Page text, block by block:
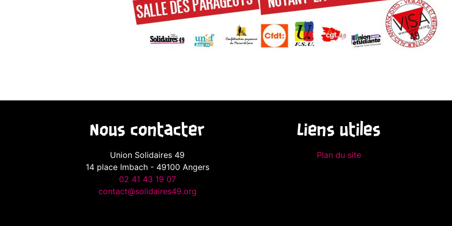
Nous contacter
Union Solidaires 49
14 place Imbach - 49100 Angers
02 41 43 19 07
contact@solidaires49.org
Liens utiles
Plan du site